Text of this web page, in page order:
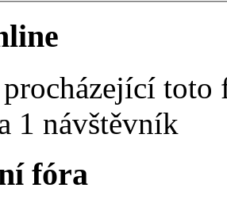
1 návštěvník
fóra